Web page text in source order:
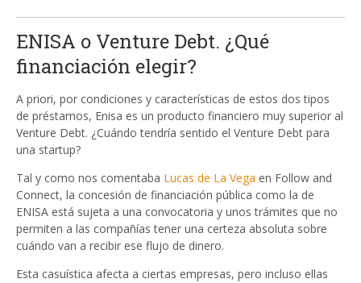
ENISA o Venture Debt. ¿Qué
financiación elegir?
A priori, por condiciones y características de estos dos tipos
de préstamos, Enisa es un producto financiero muy superior al
Venture Debt. ¿Cuándo tendría sentido el Venture Debt para
una startup?
Tal y como nos comentaba Lucas de La Vega en Follow and
Connect, la concesión de financiación pública como la de
ENISA está sujeta a una convocatoria y unos trámites que no
permiten a las compañías tener una certeza absoluta sobre
cuándo van a recibir ese flujo de dinero.
Esta casuística afecta a ciertas empresas, pero incluso ellas